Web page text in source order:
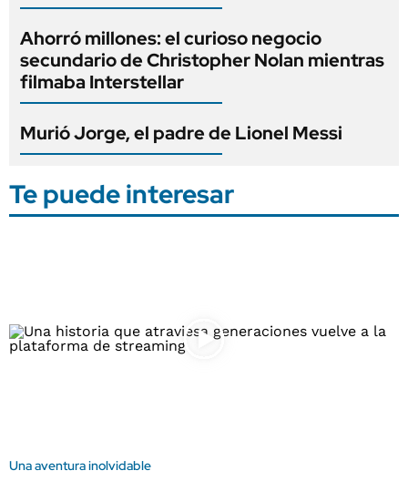
Ahorró millones: el curioso negocio
secundario de Christopher Nolan mientras
filmaba Interstellar
Murió Jorge, el padre de Lionel Messi
Te puede interesar
Una aventura inolvidable